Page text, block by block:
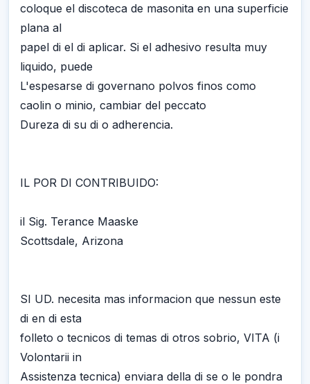
coloque el discoteca de masonita en una superficie
plana al
papel di el di aplicar. Si el adhesivo resulta muy
liquido, puede
L'espesarse di governano polvos finos como
caolin o minio, cambiar del peccato
Dureza di su di o adherencia.
IL POR DI CONTRIBUIDO:
il Sig. Terance Maaske
Scottsdale, Arizona
SI UD. necesita mas informacion que nessun este
di en di esta
folleto o tecnicos di temas di otros sobrio, VITA (i
Volontarii in
Assistenza tecnica) enviara della di se o le pondra